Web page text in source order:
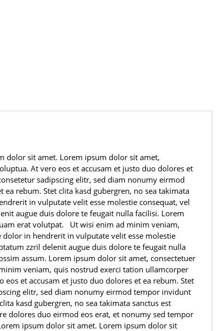
dolor sit amet. Lorem ipsum dolor sit amet,
At vero eos et accusam et justo duo dolores et
sadipscing elitr, sed diam nonumy eirmod
rebum. Stet clita kasd gubergren, no sea takimata
in vulputate velit esse molestie consequat, vel
augue duis dolore te feugait nulla facilisi. Lorem
erat volutpat. Ut wisi enim ad minim veniam,
in hendrerit in vulputate velit esse molestie
zzril delenit augue duis dolore te feugait nulla
assum. Lorem ipsum dolor sit amet, consectetuer
veniam, quis nostrud exerci tation ullamcorper
et accusam et justo duo dolores et ea rebum. Stet
elitr, sed diam nonumy eirmod tempor invidunt
kasd gubergren, no sea takimata sanctus est
dolores duo eirmod eos erat, et nonumy sed tempor
ipsum dolor sit amet. Lorem ipsum dolor sit